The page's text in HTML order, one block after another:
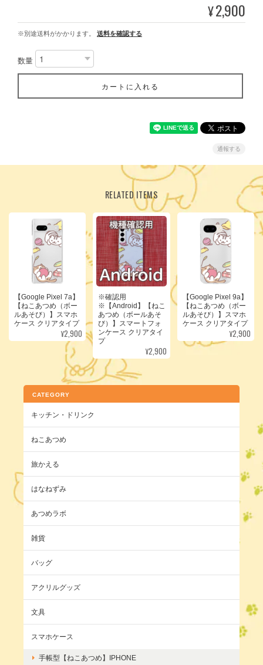
¥2,900
※別途送料がかかります。 送料を確認する
数量
カートに入れる
通報する
RELATED ITEMS
【Google Pixel 7a】
【ねこあつめ（ボー
ルあそび）】スマホ
ケース クリアタイプ
¥2,900
※確認用
※【Android】【ねこ
あつめ（ボールあそ
び）】スマートフォ
ンケース クリアタイ
プ
¥2,900
【Google Pixel 9a】
【ねこあつめ（ボー
ルあそび）】スマホ
ケース クリアタイプ
¥2,900
CATEGORY
キッチン・ドリンク
ねこあつめ
旅かえる
はなねずみ
あつめラボ
雑貨
バッグ
アクリルグッズ
文具
スマホケース
手帳型【ねこあつめ】IPHONE